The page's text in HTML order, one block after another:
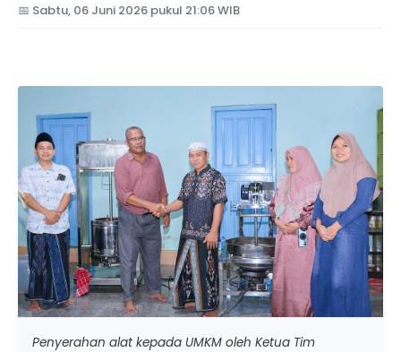
📅 Sabtu, 06 Juni 2026 pukul 21:06 WIB
Penyerahan alat kepada UMKM oleh Ketua Tim